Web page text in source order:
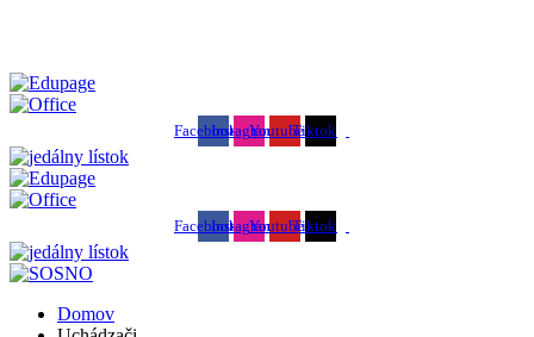
FacebookInstagramYoutubeTiktok
FacebookInstagramYoutubeTiktok
Domov